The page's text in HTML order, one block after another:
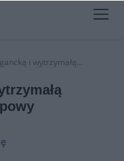
i wytrzymałą...